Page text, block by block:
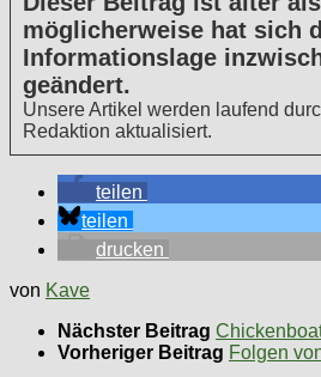
möglicherweise hat sich
Informationslage
geändert.
Unsere Artikel werden laufend
Redaktion aktualisiert.
teilen
teilen
drucken
von Kave
Nächster Beitrag
Vorheriger Beitrag Folgen